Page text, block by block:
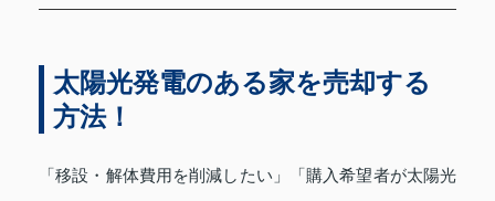
太陽光発電のある家を売却する
方法！
「移設・解体費用を削減したい」「購入希望者が太陽光